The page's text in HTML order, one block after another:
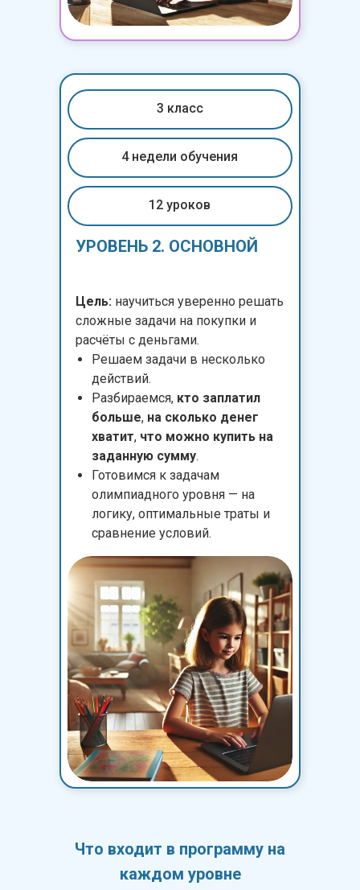
УРОВЕНЬ 2. ОСНОВНОЙ
Цель: научиться уверенно решать
сложные задачи на покупки и
расчёты с деньгами.
Решаем задачи в несколько
действий.
Разбираемся, кто заплатил
больше, на сколько денег
хватит, что можно купить на
заданную сумму.
Готовимся к задачам
олимпиадного уровня — на
логику, оптимальные траты и
сравнение условий.
12 уроков
4 недели обучения
3 класс
Что входит в программу на
каждом уровне